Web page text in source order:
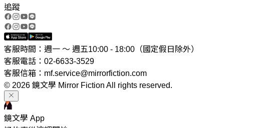
追蹤
客服時間：週一 ～ 週五10:00 - 18:00（國定假日除外）
客服電話：02-6633-3529
客服信箱：mf.service@mirrorfiction.com
© 2026 鏡文學 Mirror Fiction All rights reserved.
鏡文學 App